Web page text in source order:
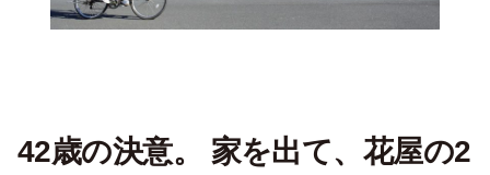
42歳の決意。 家を出て、花屋の2